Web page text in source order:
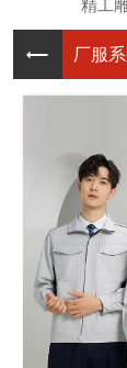
厂服系